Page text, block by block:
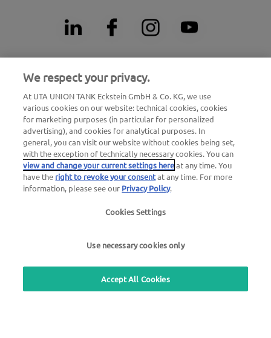
Цілодобова допомога у випадку аварії
+49 7333 8033985 (безкоштовно)
Цілодобовий номер для термінового блокування картки
00800 88 226 226 (безкоштовно)
або
+49 6027 509-666
0800 300420 (пн. – пт. 9 –18)
зв'язку
We respect your privacy.
At UTA UNION TANK Eckstein GmbH & Co. KG, we use
various cookies on our website: technical cookies, cookies
for marketing purposes (in particular for personalized
advertising), and cookies for analytical purposes. In
general, you can visit our website without cookies being set,
with the exception of technically necessary cookies. You can
view and change your current settings hereat any time. You
have the right to revoke your consentat any time. For more
information, please see our Privacy Policy.
Cookies Settings
Use necessary cookies only
Accept All Cookies